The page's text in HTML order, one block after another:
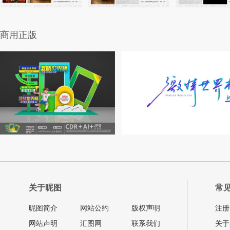
商用正版
关于昵图
昵图简介
网站声明
网站公约
汇图网
版权声明
联系我们
常
注册
关